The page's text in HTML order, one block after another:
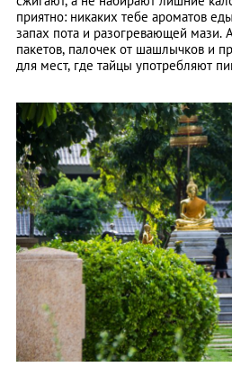
приятно: никаких тебе ароматов
запах пота и разогревающей мази.
пакетов, палочек от шашлычков и
для мест, где тайцы употребляют